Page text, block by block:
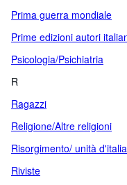
Prima guerra mondiale
Prime edizioni autori
Psicologia/Psichiatria
R
Ragazzi
Religione/Altre religioni
Risorgimento/ unità d'italia
Riviste